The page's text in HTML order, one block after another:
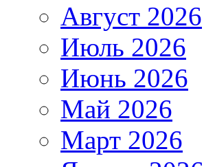
Август 2026
Июль 2026
Июнь 2026
Май 2026
Март 2026